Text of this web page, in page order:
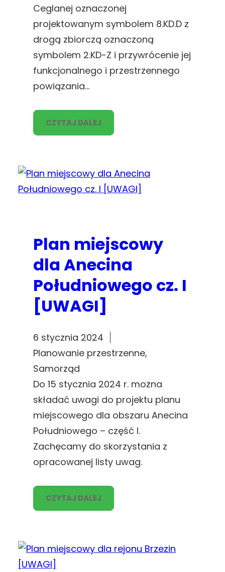
Ceglanej oznaczonej
projektowanym symbolem 8.KD.D z
drogą zbiorczą oznaczoną
symbolem 2.KD-Z i przywrócenie jej
funkcjonalnego i przestrzennego
powiązania…
CZYTAJ DALEJ
Plan miejscowy
dla Anecina
Południowego cz. I
[UWAGI]
6 stycznia 2024
Planowanie przestrzenne
Samorząd
Do 15 stycznia 2024 r. można
składać uwagi do projektu planu
miejscowego dla obszaru Anecina
Południowego – część I.
Zachęcamy do skorzystania z
opracowanej listy uwag.
CZYTAJ DALEJ